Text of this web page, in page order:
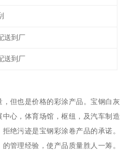
送到厂
送到厂
但也是价格的彩涂产品。宝钢白灰
心，体育场馆，枢纽，及汽车制造
绝污迹是宝钢彩涂卷产品的承诺。
管理经验，使产品质量胜人一筹。